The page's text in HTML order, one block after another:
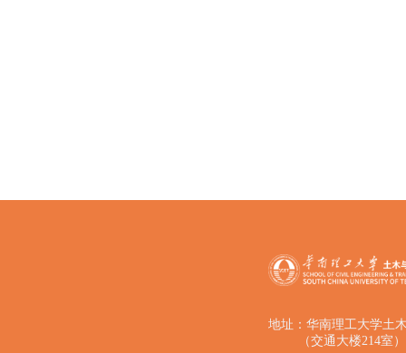
地址：华南理工大学土
（交通大楼214室）